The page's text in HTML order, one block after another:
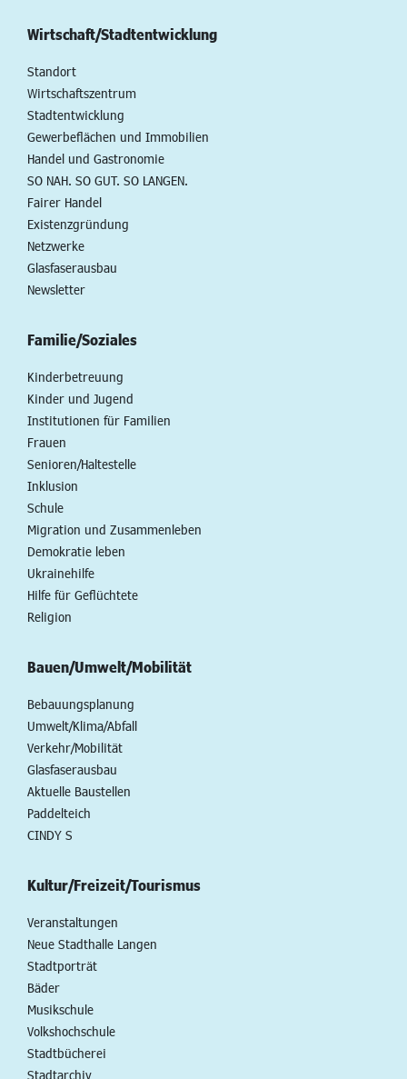
Wirtschaft/Stadtentwicklung
Standort
Wirtschaftszentrum
Stadtentwicklung
Gewerbeflächen und Immobilien
Handel und Gastronomie
SO NAH. SO GUT. SO LANGEN.
Fairer Handel
Existenzgründung
Netzwerke
Glasfaserausbau
Newsletter
Familie/Soziales
Kinderbetreuung
Kinder und Jugend
Institutionen für Familien
Frauen
Senioren/Haltestelle
Inklusion
Schule
Migration und Zusammenleben
Demokratie leben
Ukrainehilfe
Hilfe für Geflüchtete
Religion
Bauen/Umwelt/Mobilität
Bebauungsplanung
Umwelt/Klima/Abfall
Verkehr/Mobilität
Glasfaserausbau
Aktuelle Baustellen
Paddelteich
CINDY S
Kultur/Freizeit/Tourismus
Veranstaltungen
Neue Stadthalle Langen
Stadtporträt
Bäder
Musikschule
Volkshochschule
Stadtbücherei
Stadtarchiv